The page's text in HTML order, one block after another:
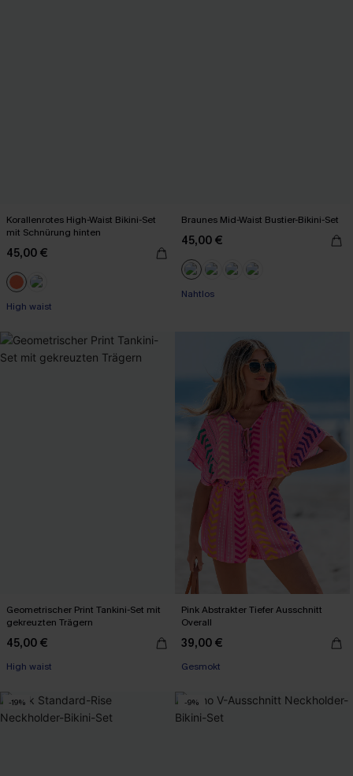
Korallenrotes High-Waist Bikini-Set
mit Schnürung hinten
45,00 €
High waist
Braunes Mid-Waist Bustier-Bikini-Set
45,00 €
Mit Gratis-Maßband
Geometrischer Print Tankini-Set mit
gekreuzten Trägern
45,00 €
High waist
Pink Abstrakter Tiefer Ausschnitt
Overall
39,00 €
Mit Gratis-Maßband
Mit Gratis-Maßband
-19% -9%